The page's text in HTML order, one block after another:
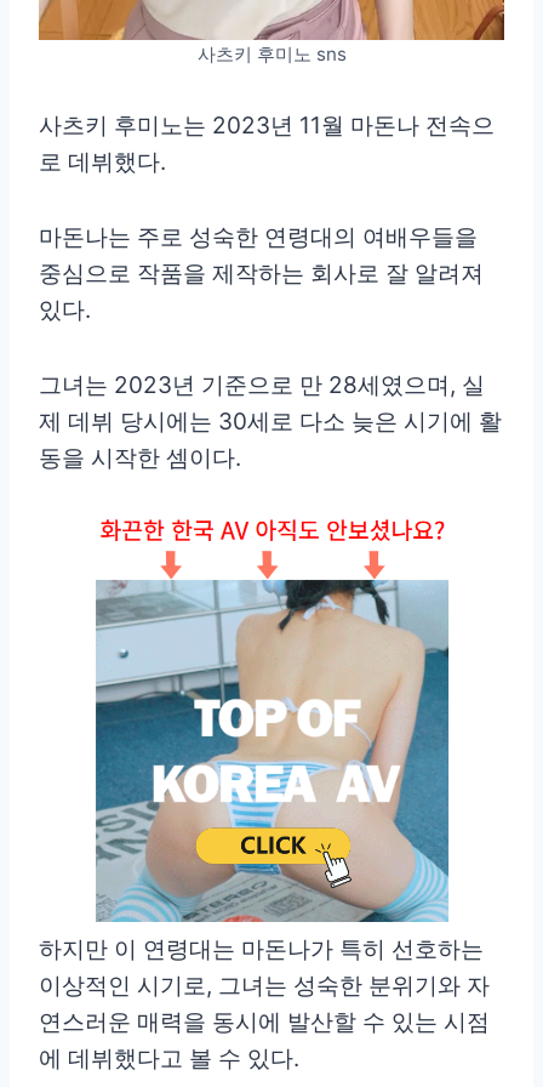
사츠키 후미노 sns
사츠키 후미노는 2023년 11월 마돈나 전속으
로 데뷔했다.
마돈나는 주로 성숙한 연령대의 여배우들을
중심으로 작품을 제작하는 회사로 잘 알려져
있다.
그녀는 2023년 기준으로 만 28세였으며, 실
제 데뷔 당시에는 30세로 다소 늦은 시기에 활
동을 시작한 셈이다.
하지만 이 연령대는 마돈나가 특히 선호하는
이상적인 시기로, 그녀는 성숙한 분위기와 자
연스러운 매력을 동시에 발산할 수 있는 시점
에 데뷔했다고 볼 수 있다.